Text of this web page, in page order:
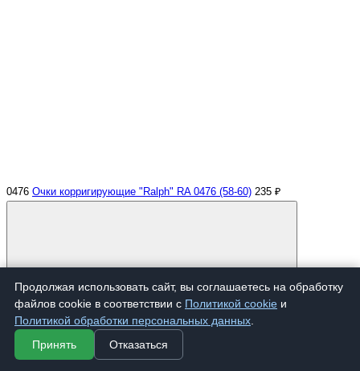
0476 Очки корригирующие "Ralph" RA 0476 (58-60) 235 ₽
Купить
Продолжая использовать сайт, вы соглашаетесь на обработку
файлов cookie в соответствии с Политикой cookie и
Политикой обработки персональных данных
Принять
Отказаться